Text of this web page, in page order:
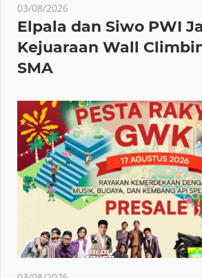
03/08/2026
Elpala dan Siwo PWI
Kejuaraan Wall
SMA